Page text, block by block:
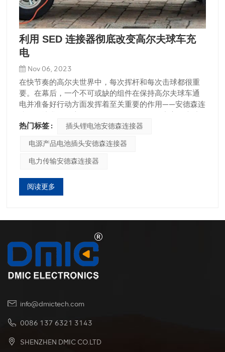
利用 SED 连接器彻底改变高尔夫球车充
电
Nov 06, 2023
在快节奏的高尔夫世界中，每次挥杆和每次击球都很重
要。在幕后，一个不可或缺的组件在保持高尔夫球车通
电并准备好行动方面发挥着至关重要的作用——安德森连
车充电的格局，提供高效、可靠性和果岭上的无缝电力
返了。安德森连接器将游戏的效率提升到了一个新的水
平。这些连接器具有高电流容量和可靠的连接性，可确
行。安德森连接器(插头锂电池安德森连接器,电源产品电
池插头安德森连接器）专为实现快速、无忧的充电体验
到球场。 在管理高尔夫球车车队的高尔夫球场中，效率
至关重要。 SED 连接器提供无缝集成，允许多个推车同
时充电，而不会影响速度或性能。统一的设计和颜色编
码选项简化了充电过程，使课程维护人员变得轻而易
举。**针对不同电源需求的定制：** 安德森连接器的突
性。高尔夫球场通常有多种电力需求，从多用途车辆到
利性，可以进行定制，以满足各种高尔夫球场应用的独
尔夫球车在果岭上的充电方式。它们的效率、快速充电
热门标签 : 插头锂电池安德森连接器
电源产品电池插头安德森连接器
电力传输安德森连接器
阅读更多
info@dmictech.com
0086 137 6321 3143
SHENZHEN DMIC CO.LTD